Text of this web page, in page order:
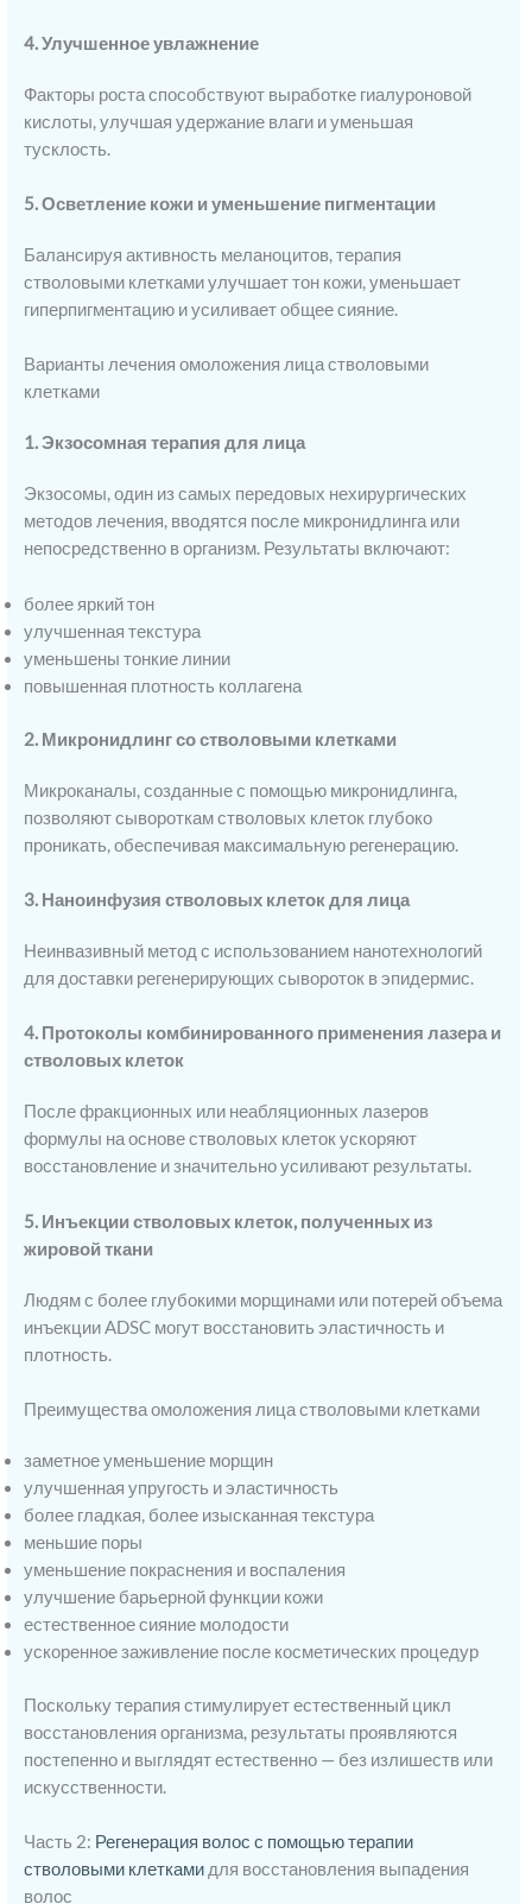
4. Улучшенное увлажнение
Факторы роста способствуют выработке гиалуроновой
кислоты, улучшая удержание влаги и уменьшая
тусклость.
5. Осветление кожи и уменьшение пигментации
Балансируя активность меланоцитов, терапия
стволовыми клетками улучшает тон кожи, уменьшает
гиперпигментацию и усиливает общее сияние.
Варианты лечения омоложения лица стволовыми
клетками
1. Экзосомная терапия для лица
Экзосомы, один из самых передовых нехирургических
методов лечения, вводятся после микронидлинга или
непосредственно в организм. Результаты включают:
более яркий тон
улучшенная текстура
уменьшены тонкие линии
повышенная плотность коллагена
2. Микронидлинг со стволовыми клетками
Микроканалы, созданные с помощью микронидлинга,
позволяют сывороткам стволовых клеток глубоко
проникать, обеспечивая максимальную регенерацию.
3. Наноинфузия стволовых клеток для лица
Неинвазивный метод с использованием нанотехнологий
для доставки регенерирующих сывороток в эпидермис.
4. Протоколы комбинированного применения лазера и
стволовых клеток
После фракционных или неабляционных лазеров
формулы на основе стволовых клеток ускоряют
восстановление и значительно усиливают результаты.
5. Инъекции стволовых клеток, полученных из
жировой ткани
Людям с более глубокими морщинами или потерей объема
инъекции ADSC могут восстановить эластичность и
плотность.
Преимущества омоложения лица стволовыми клетками
заметное уменьшение морщин
улучшенная упругость и эластичность
более гладкая, более изысканная текстура
меньшие поры
уменьшение покраснения и воспаления
улучшение барьерной функции кожи
естественное сияние молодости
ускоренное заживление после косметических процедур
Поскольку терапия стимулирует естественный цикл
восстановления организма, результаты проявляются
постепенно и выглядят естественно — без излишеств или
искусственности.
Часть 2: Регенерация волос с помощью терапии
стволовыми клетками для восстановления выпадения
волос